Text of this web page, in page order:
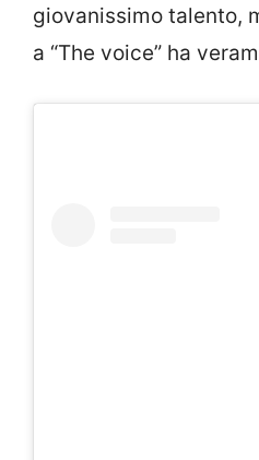
giovanissimo talento,
a “The voice” ha